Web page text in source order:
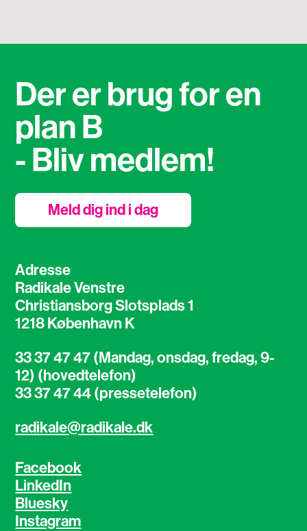
Adresse
Radikale Venstre
Christiansborg Slotsplads 1
1218 København K
33 37 47 47 (Mandag, onsdag, fredag, 9-
12) (hovedtelefon)
33 37 47 44 (pressetelefon)
radikale@radikale.dk
Facebook
LinkedIn
Bluesky
Instagram
Der er brug for en
plan B
- Bliv medlem!
Meld dig ind i dag